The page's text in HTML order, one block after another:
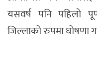
यसवर्ष पनि पहिलो
जिल्लाको रुपमा घोषणा